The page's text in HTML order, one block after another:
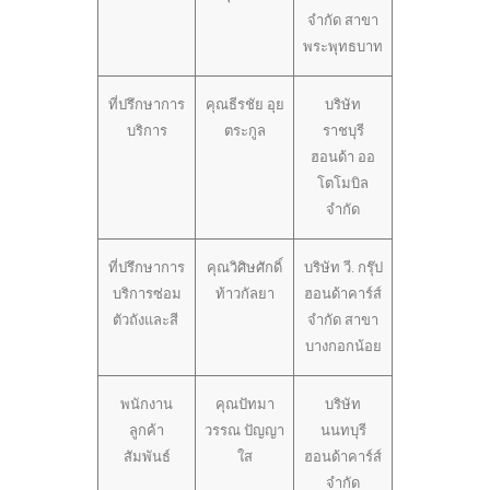
จำกัด สาขา
พระพุทธบาท
ที่ปรึกษาการ
บริการ
คุณธีรชัย อุย
ตระกูล
บริษัท
ราชบุรี
ฮอนด้า ออ
โตโมบิล
จำกัด
ที่ปรึกษาการ
บริการซ่อม
ตัวถังและสี
คุณวิศิษศักดิ์
ท้าวกัลยา
บริษัท วี. กรุ๊ป
ฮอนด้าคาร์ส์
จำกัด สาขา
บางกอกน้อย
พนักงาน
ลูกค้า
สัมพันธ์
คุณปัทมา
วรรณ ปัญญา
ใส
บริษัท
นนทบุรี
ฮอนด้าคาร์ส์
จำกัด